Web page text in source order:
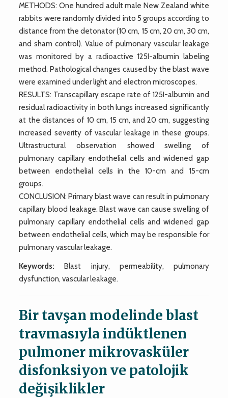
METHODS: One hundred adult male New Zealand white
rabbits were randomly divided into 5 groups according to
distance from the detonator (10 cm, 15 cm, 20 cm, 30 cm,
and sham control). Value of pulmonary vascular leakage
was monitored by a radioactive 125I-albumin labeling
method. Pathological changes caused by the blast wave
were examined under light and electron microscopes.
RESULTS: Transcapillary escape rate of 125I-albumin and
residual radioactivity in both lungs increased significantly
at the distances of 10 cm, 15 cm, and 20 cm, suggesting
increased severity of vascular leakage in these groups.
Ultrastructural observation showed swelling of
pulmonary capillary endothelial cells and widened gap
between endothelial cells in the 10-cm and 15-cm
groups.
CONCLUSION: Primary blast wave can result in pulmonary
capillary blood leakage. Blast wave can cause swelling of
pulmonary capillary endothelial cells and widened gap
between endothelial cells, which may be responsible for
pulmonary vascular leakage.
Keywords: Blast injury, permeability, pulmonary
dysfunction, vascular leakage.
Bir tavşan modelinde blast
travmasıyla indüktlenen
pulmoner mikrovasküler
disfonksiyon ve patolojik
değişiklikler